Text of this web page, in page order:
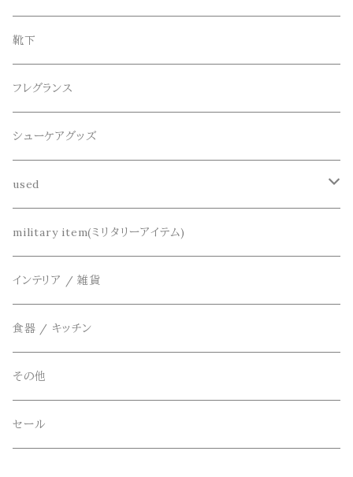
collonil(コロニル)
CountyComm(カウンティーコム)
decka(デカ)
dros dro(ドロスドロ)
DETAIL(ディティール)
THE FLAVOR DESIGN(ザ フレーバーデザイン)
FOB FACTORY(エフオービーファクトリー)
Four Seasons Garage(FSG)
freewaters(フリーウォータース)
シャツ
カーディガン
シューズ
サンダル
ベルト
腕時計
キーアクセサリー
財布、コインケース、マネークリップ
鞄
ブレスレット、バングル
ネックレス
靴下
フレグランス
シューケアグッズ
used
リメイク
アクセサリー
military item(ミリタリーアイテム)
インテリア / 雑貨
食器 / キッチン
その他
セール